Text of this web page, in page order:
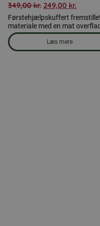
349,00kr. 249,00 kr.
Førstehjælpskuffert
materiale med en mat
Læs mere
om produkten